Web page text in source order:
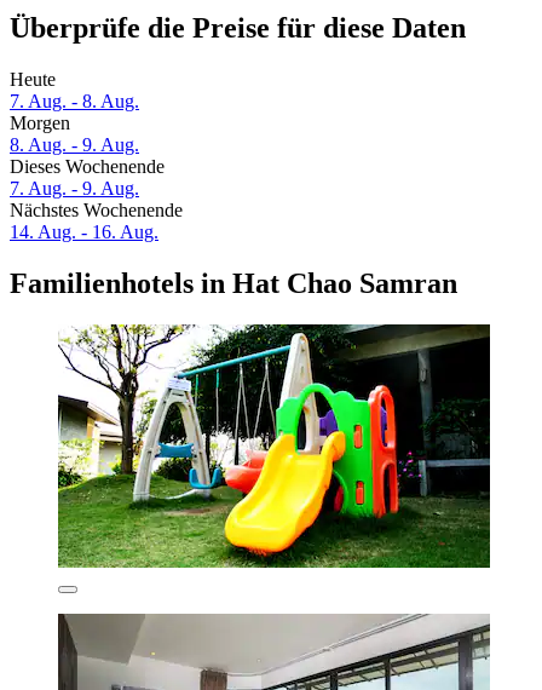
Überprüfe die Preise für diese Daten
Heute
7. Aug. - 8. Aug.
Morgen
8. Aug. - 9. Aug.
Dieses Wochenende
7. Aug. - 9. Aug.
Nächstes Wochenende
14. Aug. - 16. Aug.
Familienhotels in Hat Chao Samran